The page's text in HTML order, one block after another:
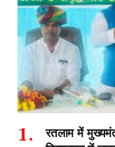
रतलाम में